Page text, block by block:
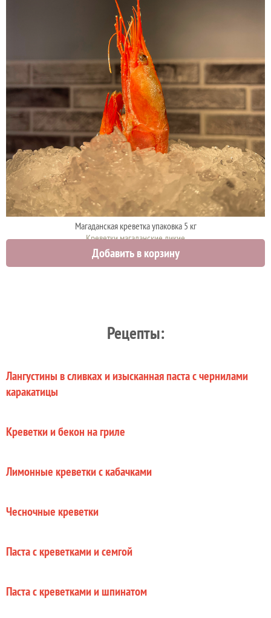
Магаданская креветка упаковка 5 кг
Креветки магаданские дикие
15000 руб.
Добавить в корзину
Рецепты:
Лангустины в сливках и изысканная паста с чернилами
каракатицы
Креветки и бекон на гриле
Лимонные креветки с кабачками
Чесночные креветки
Паста с креветками и семгой
Паста с креветками и шпинатом